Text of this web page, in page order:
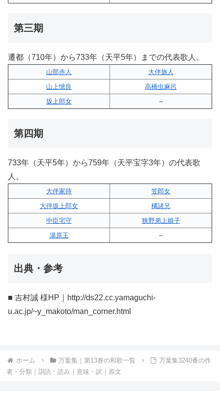
第三期
遷都（710年）から733年（天平5年）までの代表歌人。
山部赤人
大伴旅人
山上憶良
高橋虫麻呂
坂上郎女
–
第四期
733年（天平5年）から759年（天平宝字3年）の代表歌
人。
大伴家持
笠郎女
大伴坂上郎女
橘諸兄
中臣宅守
狭野弟上娘子
湯原王
–
出典・参考
■ 吉村誠 様HP｜http://ds22.cc.yamaguchi-
u.ac.jp/~y_makoto/man_corner.html
ホーム 万葉集｜第13巻の和歌一覧
万葉集3240番の作
者・分類｜訓読・読み｜意味・訳｜原文